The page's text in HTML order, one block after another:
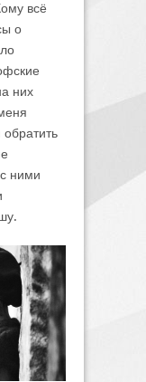
всё
о
них
ними